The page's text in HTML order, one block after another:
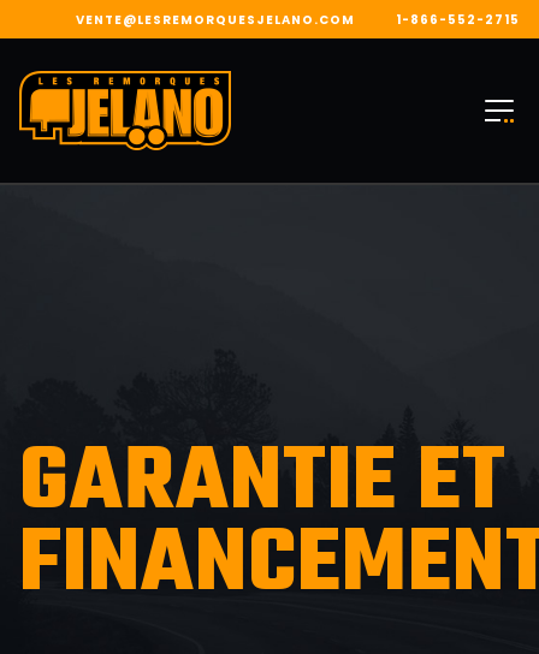
VENTE@LESREMORQUESJELANO.COM 1-866-552-2715
GARANTIE ET